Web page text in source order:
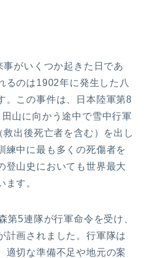
がいくつか起きた日であ
るのは1902年に発生した八
。この事件は、日本陸軍第8
山に向かう途中で雪中行軍
出後死亡者を含む）を出し
練中に最も多くの死傷者を
登山史においても世界最大
ます。
第5連隊が行軍命令を受け、
計画されました。行軍隊は
適切な準備不足や地元の案